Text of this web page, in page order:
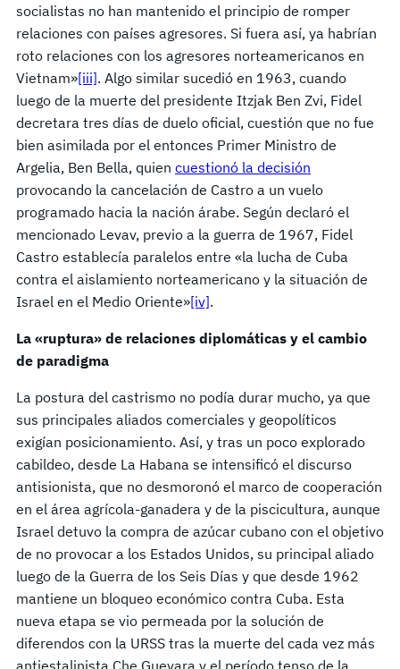
socialistas no han mantenido el principio de romper
relaciones con países agresores. Si fuera así, ya habrían
roto relaciones con los agresores norteamericanos en
Vietnam»[iii]. Algo similar sucedió en 1963, cuando
luego de la muerte del presidente Itzjak Ben Zvi, Fidel
decretara tres días de duelo oficial, cuestión que no fue
bien asimilada por el entonces Primer Ministro de
Argelia, Ben Bella, quien cuestionó la decisión
provocando la cancelación de Castro a un vuelo
programado hacia la nación árabe. Según declaró el
mencionado Levav, previo a la guerra de 1967, Fidel
Castro establecía paralelos entre «la lucha de Cuba
contra el aislamiento norteamericano y la situación de
Israel en el Medio Oriente»[iv].
La «ruptura» de relaciones diplomáticas y el cambio
de paradigma
La postura del castrismo no podía durar mucho, ya que
sus principales aliados comerciales y geopolíticos
exigían posicionamiento. Así, y tras un poco explorado
cabildeo, desde La Habana se intensificó el discurso
antisionista, que no desmoronó el marco de cooperación
en el área agrícola-ganadera y de la piscicultura, aunque
Israel detuvo la compra de azúcar cubano con el objetivo
de no provocar a los Estados Unidos, su principal aliado
luego de la Guerra de los Seis Días y que desde 1962
mantiene un bloqueo económico contra Cuba. Esta
nueva etapa se vio permeada por la solución de
diferendos con la URSS tras la muerte del cada vez más
antiestalinista Che Guevara y el período tenso de la